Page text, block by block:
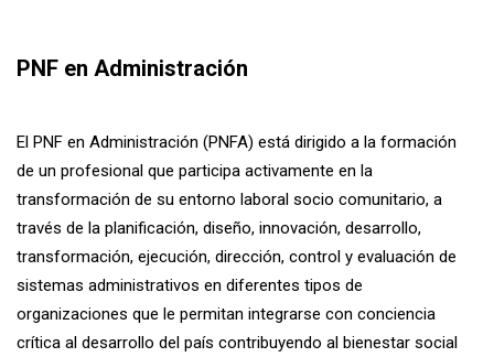
PNF en Administración
El PNF en Administración (PNFA) está dirigido a la formación
de un profesional que participa activamente en la
transformación de su entorno laboral socio comunitario, a
través de la planificación, diseño, innovación, desarrollo,
transformación, ejecución, dirección, control y evaluación de
sistemas administrativos en diferentes tipos de
organizaciones que le permitan integrarse con conciencia
crítica al desarrollo del país contribuyendo al bienestar social